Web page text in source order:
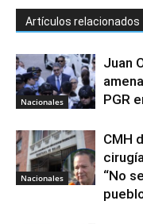
Artículos relacionados
Nacionales
Juan
PGR
Nacionales
CMH
“No